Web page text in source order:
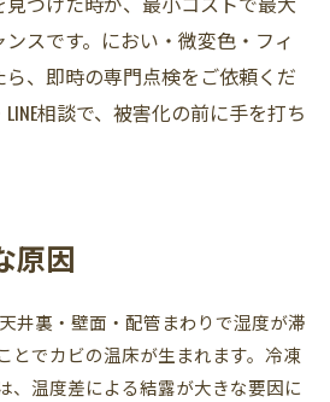
スです。におい・微変色・フィ
、即時の専門点検をご依頼くだ
相談で、被害化の前に手を打ち
原因
井裏・壁面・配管まわりで湿度が滞
とでカビの温床が生まれます。冷凍
、温度差による結露が大きな要因に